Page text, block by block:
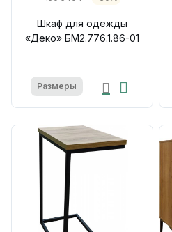
Шкаф для одежды
«Деко» БМ2.776.1.86-01
Размеры